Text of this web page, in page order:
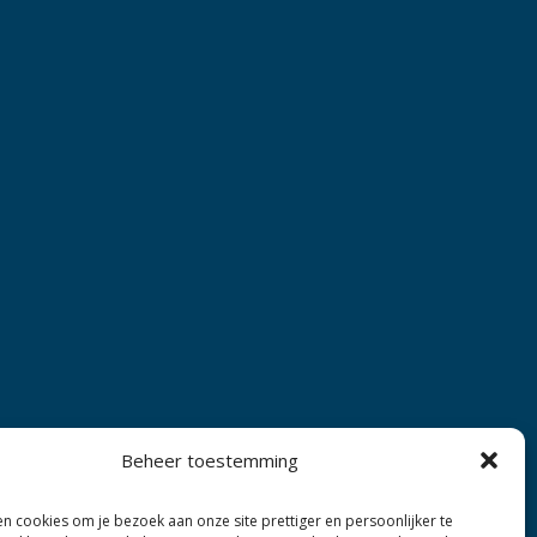
Beheer toestemming
cookies om je bezoek aan onze site prettiger en persoonlijker te